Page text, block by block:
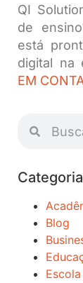
QI
de
está
digital na
EM
Blog
Escola